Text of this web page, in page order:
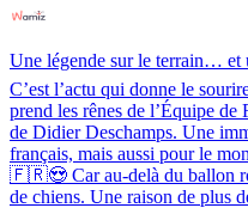
Une légende sur le terrain… et
C’est l’actu qui donne le
prend les rênes de l’Équipe de
de Didier Deschamps. Une
français, mais aussi pour le
🇫🇷😍 Car au-delà du ballon
de chiens. Une raison de plus